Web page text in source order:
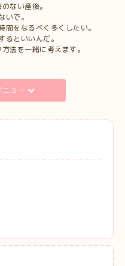
ない産後。
いで。
をなるべく多くしたい。
るといいんだ。
法を一緒に考えます。
ニュー